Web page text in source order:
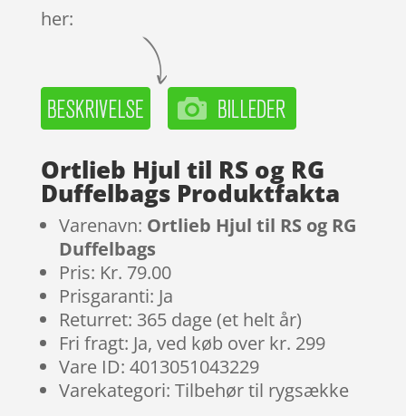
her:
Ortlieb Hjul til RS og RG
Duffelbags Produktfakta
Varenavn: Ortlieb Hjul til RS og RG
Duffelbags
Pris: Kr. 79.00
Prisgaranti: Ja
Returret: 365 dage (et helt år)
Fri fragt: Ja, ved køb over kr. 299
Vare ID: 4013051043229
Varekategori: Tilbehør til rygsække